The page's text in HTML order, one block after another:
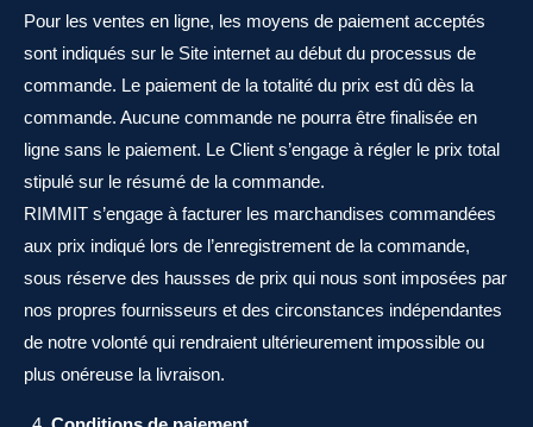
Pour les ventes en ligne, les moyens de paiement acceptés
sont indiqués sur le Site internet au début du processus de
commande. Le paiement de la totalité du prix est dû dès la
commande. Aucune commande ne pourra être finalisée en
ligne sans le paiement. Le Client s’engage à régler le prix total
stipulé sur le résumé de la commande.
RIMMIT s’engage à facturer les marchandises commandées
aux prix indiqué lors de l’enregistrement de la commande,
sous réserve des hausses de prix qui nous sont imposées par
nos propres fournisseurs et des circonstances indépendantes
de notre volonté qui rendraient ultérieurement impossible ou
plus onéreuse la livraison.